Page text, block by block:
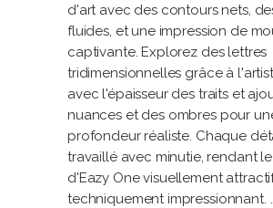
d'art avec des contours nets,
fluides, et une impression de
captivante. Explorez des lettres
tridimensionnelles grâce à
avec l'épaisseur des traits et
nuances et des ombres pour
profondeur réaliste. Chaque
travaillé avec minutie, rendant
d'Eazy One visuellement
techniquement impressionnant.